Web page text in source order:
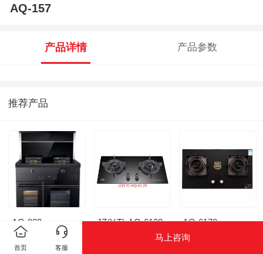
AQ-157
产品详情 产品参数
推荐产品
AQ-823 JZ(Y.T)-AQ-6120 AQ-6170
首页 客服
马上咨询